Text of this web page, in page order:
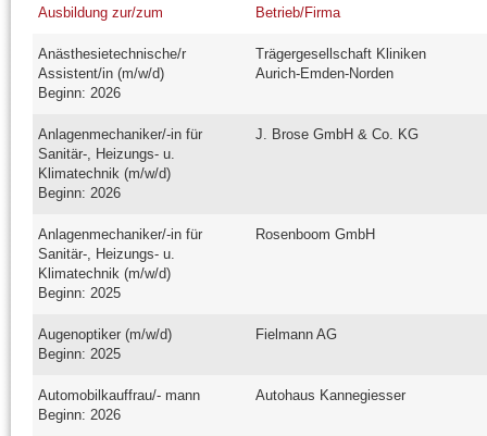
Ausbildung zur/zum Betrieb/Firma
Anästhesietechnische/r
Assistent/in (m/w/d)
Beginn: 2026
Trägergesellschaft Kliniken
Aurich-Emden-Norden
Anlagenmechaniker/-in für
Sanitär-, Heizungs- u.
Klimatechnik (m/w/d)
Beginn: 2026
J. Brose GmbH & Co. KG
Anlagenmechaniker/-in für
Sanitär-, Heizungs- u.
Klimatechnik (m/w/d)
Beginn: 2025
Rosenboom GmbH
Augenoptiker (m/w/d)
Beginn: 2025
Fielmann AG
Automobilkauffrau/- mann
Beginn: 2026
Autohaus Kannegiesser